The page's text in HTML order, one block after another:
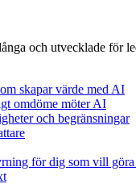
och utvecklade för
skapar värde med AI
omdöme möter AI
och begränsningar
för dig som vill